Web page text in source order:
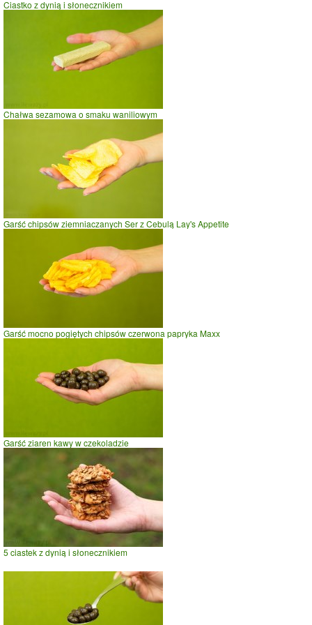
Ciastko z dynią i słonecznikiem
Chałwa sezamowa o smaku waniliowym
Garść chipsów ziemniaczanych Ser z Cebulą Lay's Appetite
Garść mocno pogiętych chipsów czerwona papryka Maxx
Garść ziaren kawy w czekoladzie
5 ciastek z dynią i słonecznikiem